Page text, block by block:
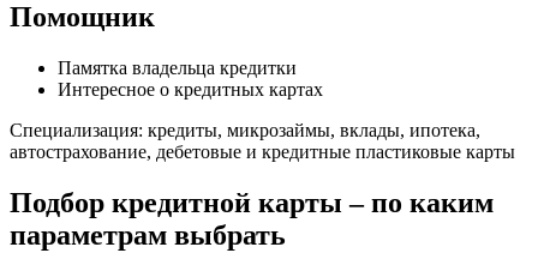
Помощник
Памятка владельца кредитки
Интересное о кредитных картах
Специализация: кредиты, микрозаймы, вклады, ипотека,
автострахование, дебетовые и кредитные пластиковые карты
Подбор кредитной карты – по каким
параметрам выбрать